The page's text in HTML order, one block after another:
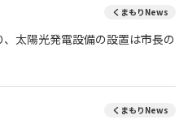
くまもりNews
太陽光発電設備の設置は市長の
くまもりNews